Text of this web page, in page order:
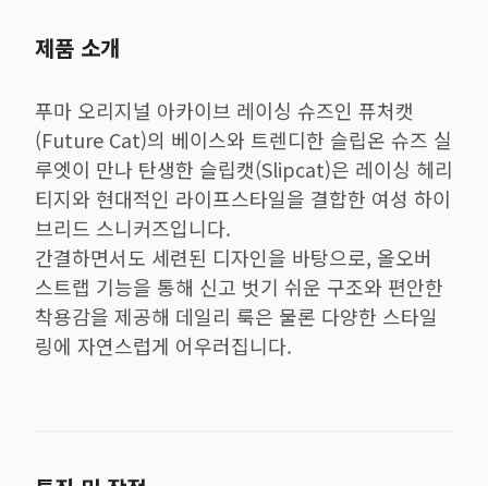
제품 소개
푸마 오리지널 아카이브 레이싱 슈즈인 퓨처캣
(Future Cat)의 베이스와 트렌디한 슬립온 슈즈 실
루엣이 만나 탄생한 슬립캣(Slipcat)은 레이싱 헤리
티지와 현대적인 라이프스타일을 결합한 여성 하이
브리드 스니커즈입니다.
간결하면서도 세련된 디자인을 바탕으로, 올오버
스트랩 기능을 통해 신고 벗기 쉬운 구조와 편안한
착용감을 제공해 데일리 룩은 물론 다양한 스타일
링에 자연스럽게 어우러집니다.